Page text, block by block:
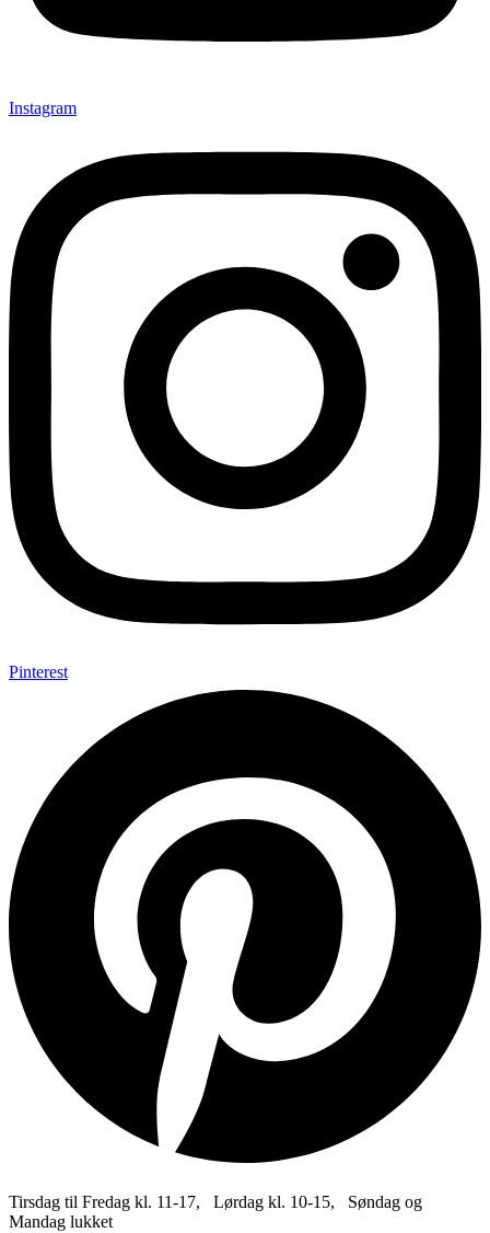
Instagram
Pinterest
Tirsdag til Fredag kl. 11-17, Lørdag kl. 10-15, Søndag og
Mandag lukket